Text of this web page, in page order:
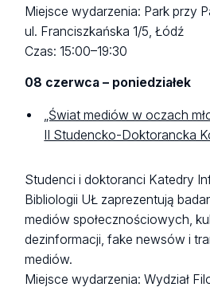
Miejsce wydarzenia: Park przy
ul. Franciszkańska 1/5, Łódź
Czas: 15:00–19:30
08 czerwca – poniedziałek
„Świat mediów w oczach
II Studencko-Doktorancka
Studenci i doktoranci Katedry
Bibliologii UŁ zaprezentują
mediów społecznościowych,
dezinformacji, fake newsów i
mediów.
Miejsce wydarzenia: Wydział